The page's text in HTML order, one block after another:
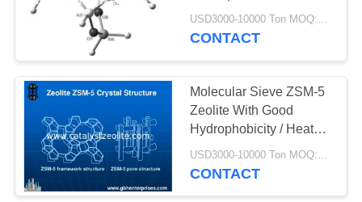
Sito molekularne
zeolitowe
Isomerization
USD3000-10000 Ton MOQ:1 KG
CONTACT
Molecular Sieve ZSM-5
Zeolite With Good
Hydrophobicity / Heat
Resistance
CONTACT